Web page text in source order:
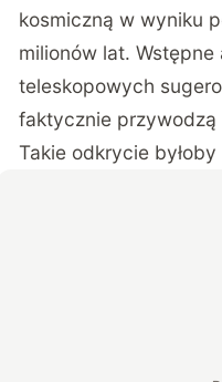
kosmiczną w wyniku
milionów lat.
teleskopowych
faktycznie przywodzą
Takie odkrycie